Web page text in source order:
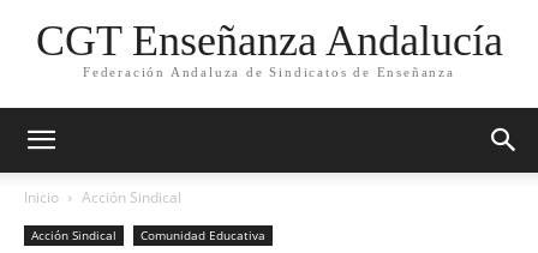
CGT Enseñanza Andalucía
Federación Andaluza de Sindicatos de Enseñanza
Inicio Acción Sindical
Acción Sindical Comunidad Educativa